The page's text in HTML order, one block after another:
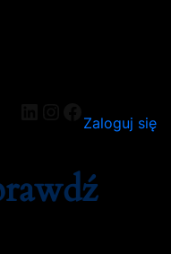
Zaloguj się